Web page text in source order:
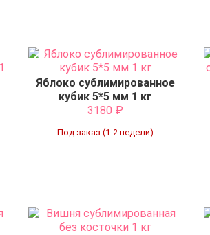
Яблоко сублимированное
кубик 5*5 мм 1 кг
3180 ₽
Под заказ (1-2 недели)